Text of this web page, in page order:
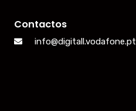
Contactos
info@digitall.vodafone.pt